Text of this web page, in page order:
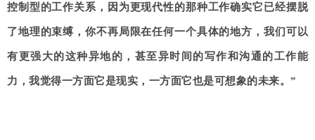
控制型的工作关系，因为更现代性的那种工作确实它已经摆脱
了地理的束缚，你不再局限在任何一个具体的地方，我们可以
有更强大的这种异地的，甚至异时间的写作和沟通的工作能
力，我觉得一方面它是现实，一方面它也是可想象的未来。”